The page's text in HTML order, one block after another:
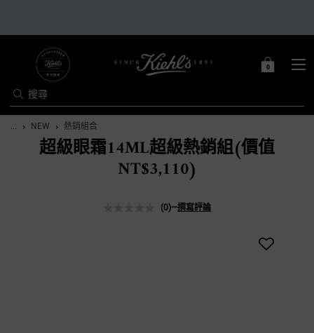
搜尋
購0
0 PRODUCT IN
Main content
... NEW 熱銷組合
超級眼霜14ML超級熱銷組(價值
NT$3,110)
(0)—撰寫評論